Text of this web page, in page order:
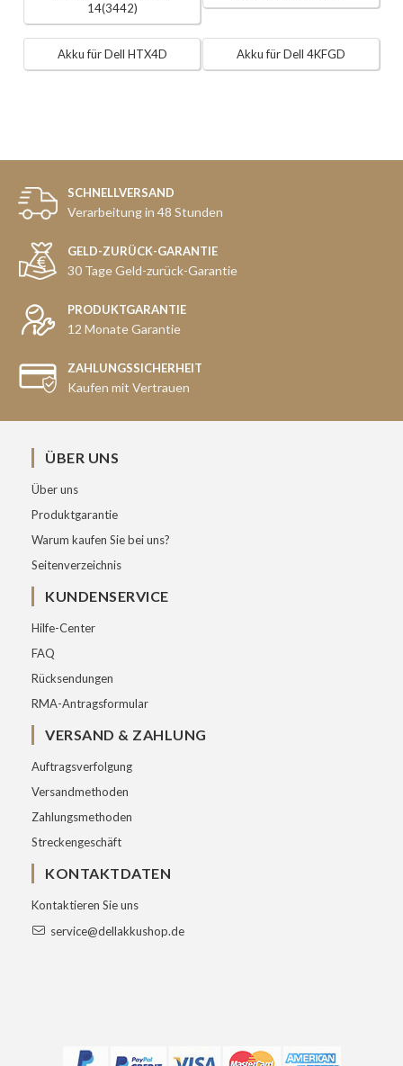
14(3442)
Akku für Dell HTX4D Akku für Dell 4KFGD
SCHNELLVERSAND
Verarbeitung in 48 Stunden
GELD-ZURÜCK-GARANTIE
30 Tage Geld-zurück-Garantie
PRODUKTGARANTIE
12 Monate Garantie
ZAHLUNGSSICHERHEIT
Kaufen mit Vertrauen
ÜBER UNS
Über uns
Produktgarantie
Warum kaufen Sie bei uns?
Seitenverzeichnis
KUNDENSERVICE
Hilfe-Center
FAQ
Rücksendungen
RMA-Antragsformular
VERSAND & ZAHLUNG
Auftragsverfolgung
Versandmethoden
Zahlungsmethoden
Streckengeschäft
KONTAKTDATEN
Kontaktieren Sie uns
service@dellakkushop.de